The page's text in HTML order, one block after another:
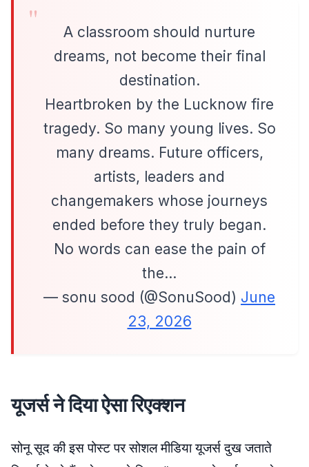
A classroom should nurture
dreams, not become their final
destination.
Heartbroken by the Lucknow fire
tragedy. So many young lives. So
many dreams. Future officers,
artists, leaders and
changemakers whose journeys
ended before they truly began.
No words can ease the pain of
the…
— sonu sood (@SonuSood) June
23, 2026
यूजर्स ने दिया ऐसा रिएक्शन
सोनू सूद की इस पोस्ट पर सोशल मीडिया यूजर्स दुख जताते